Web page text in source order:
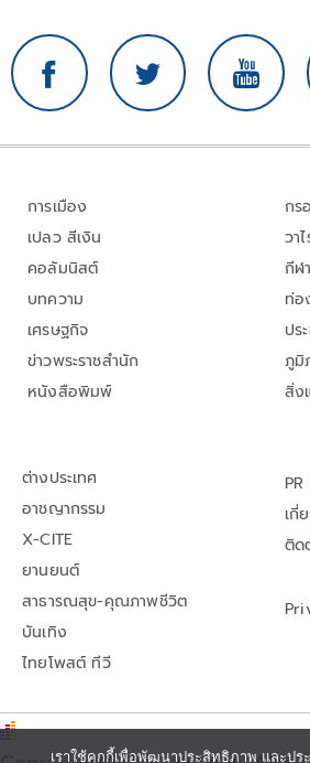
การเมือง
เปลว สีเงิน
คอลัมนิสต์
บทความ
เศรษฐกิจ
ข่าวพระราชสำนัก
หนังสือพิมพ์
กร
วา
กีฬา
ท่อ
ปร
ภูมิ
สิ่ง
ต่างประเทศ
อาชญากรรม
X-CITE
ยานยนต์
สาธารณสุข-คุณภาพชีวิต
บันเทิง
ไทยโพสต์ ทีวี
เกี่
ติด
เราใช้คุกกี้เพื่อพัฒนาประสิทธิภาพ และป